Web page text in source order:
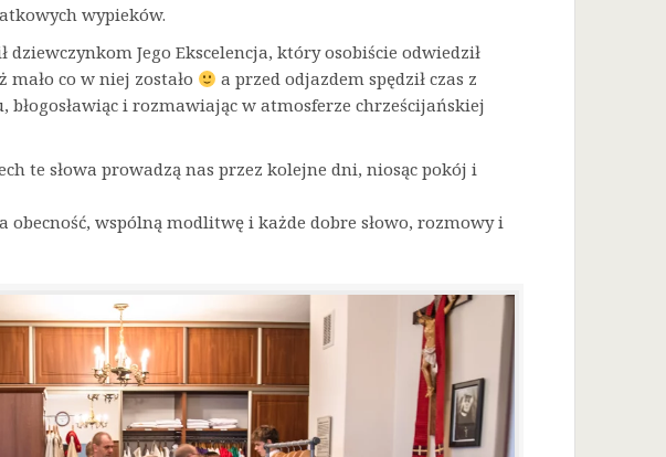
wypieków.
dziewczynkom Jego Ekscelencja, który osobiście odwiedził
co w niej zostało
a przed odjazdem spędził czas z
i rozmawiając w atmosferze chrześcijańskiej
te słowa prowadzą nas przez kolejne dni, niosąc pokój i
obecność, wspólną modlitwę i każde dobre słowo, rozmowy i